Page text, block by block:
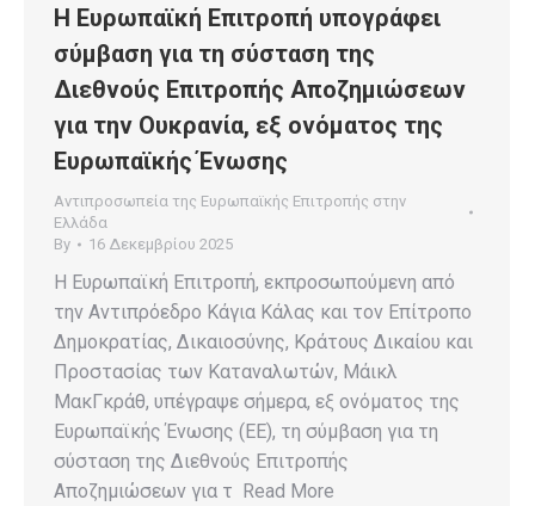
Η Ευρωπαϊκή Επιτροπή υπογράφει
σύμβαση για τη σύσταση της
Διεθνούς Επιτροπής Αποζημιώσεων
για την Ουκρανία, εξ ονόματος της
Ευρωπαϊκής Ένωσης
Αντιπροσωπεία της Ευρωπαϊκής Επιτροπής στην
Ελλάδα
By
16 Δεκεμβρίου 2025
Η Ευρωπαϊκή Επιτροπή, εκπροσωπούμενη από
την Αντιπρόεδρο Κάγια Κάλας και τον Επίτροπο
Δημοκρατίας, Δικαιοσύνης, Κράτους Δικαίου και
Προστασίας των Καταναλωτών, Μάικλ
ΜακΓκράθ, υπέγραψε σήμερα, εξ ονόματος της
Ευρωπαϊκής Ένωσης (ΕΕ), τη σύμβαση για τη
σύσταση της Διεθνούς Επιτροπής
Αποζημιώσεων για τ Read More